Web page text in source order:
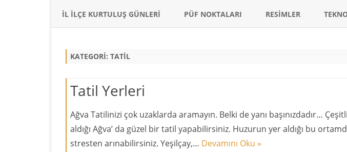
İL İLÇE KURTULUŞ GÜNLERI PÜF NOKTALARI RESIMLER
KATEGORI: TATIL
Tatil Yerleri
Ağva Tatilinizi çok uzaklarda aramayın. Belki de yanı başınızdadır…
aldığı Ağva’ da güzel bir tatil yapabilirsiniz. Huzurun yer aldığı bu
stresten arınabilirsiniz. Yeşilçay,… Devamını Oku »